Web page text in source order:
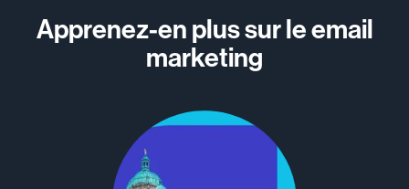
Apprenez-en plus sur le email
marketing